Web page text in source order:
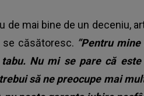
de mai bine de un deceniu,
căsătoresc. ”Pentru
Nu mi se pare că
să ne preocupe mai